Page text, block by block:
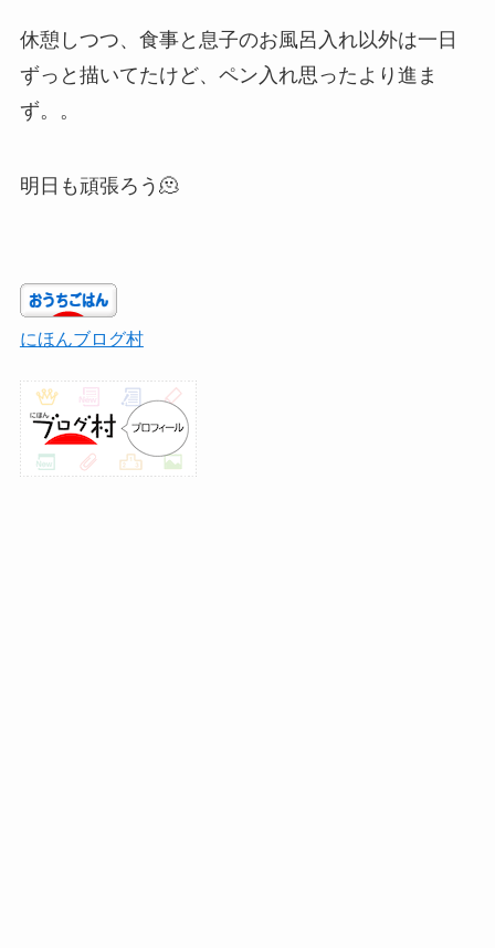
休憩しつつ、食事と息子のお風呂入れ以外は一日
ずっと描いてたけど、ペン入れ思ったより進ま
ず。。
明日も頑張ろう🫠
にほんブログ村